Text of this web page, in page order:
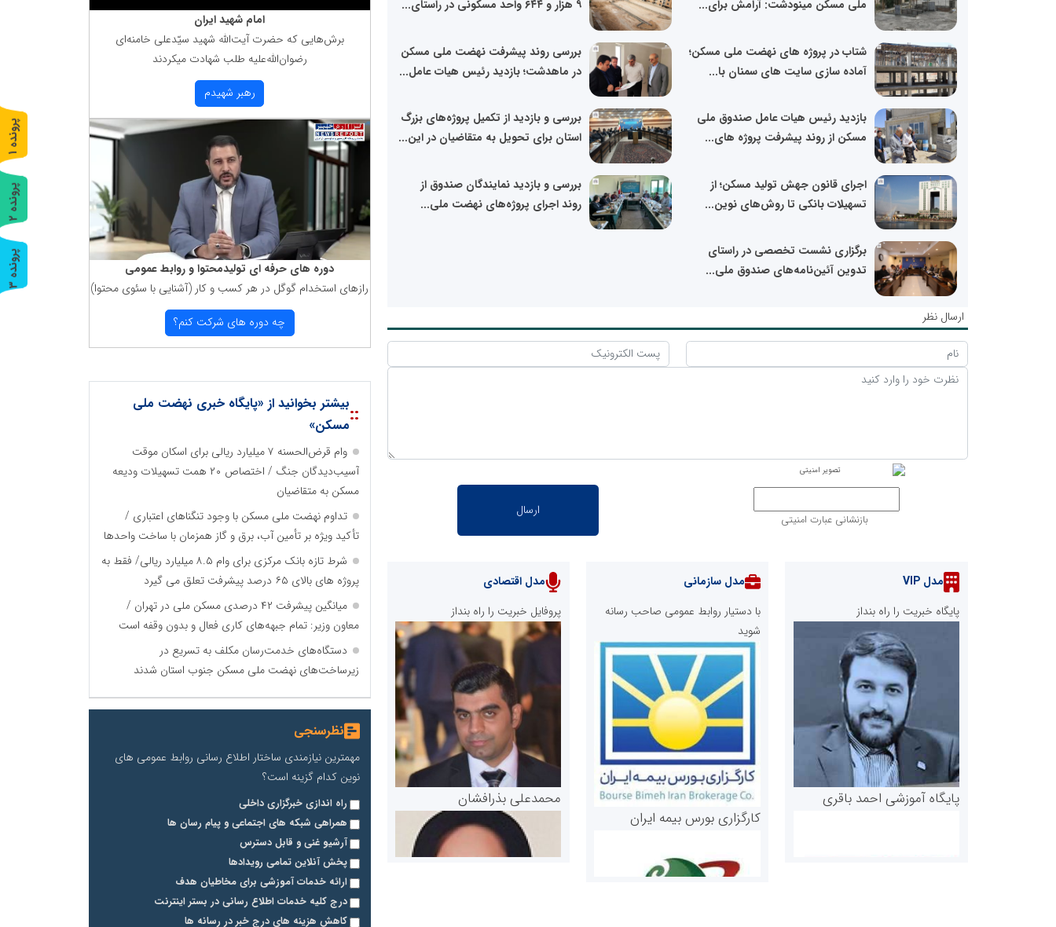
ملی مسکن مینودشت: آرامش برای...
۹ هزار و ۶۴۴ واحد مسکونی در راستای...
شتاب در پروژه های نهضت ملی مسکن؛
آماده سازی سایت های سمنان با...
بررسی روند پیشرفت‌ نهضت ملی مسکن
در ماهدشت؛ بازدید رئیس هیات عامل...
بازدید رئیس هیات عامل صندوق ملی
مسکن از روند پیشرفت‌ پروژه های...
بررسی و بازدید از تکمیل پروژه‌های بزرگ
استان برای تحویل به متقاضیان در این...
اجرای قانون جهش تولید مسکن؛ از
تسهیلات بانکی تا روش‌های نوین...
بررسی و بازدید نمایندگان صندوق از
روند اجرای پروژه‌های نهضت ملی...
برگزاری نشست تخصصی در راستای
تدوین آئین‌نامه‌های صندوق ملی...
ارسال نظر
بازنشانی عبارت امنیتی
مدل VIP
پایگاه خبریت را راه بنداز
پایگاه آموزشی احمد باقری
مدل سازمانی
با دستیار روابط عمومی صاحب رسانه
شوید
کارگزاری بورس بیمه ایران
مدل اقتصادی
پروفایل خبریت را راه بنداز
محمدعلی بذرافشان
امام شهید ایران
برش‌هایی كه حضرت آیت‌الله شهید سیّدعلی خامنه‌ای
رضوان‌الله‌علیه طلب شهادت میكردند
رهبر شهیدم
دوره های حرفه ای تولیدمحتوا و روابط عمومی
رازهای استخدام گوگل در هر كسب و كار (آشنایی با سئوی محتوا)
چه دوره های شركت كنم؟
::بیشتر بخوانید از «پایگاه خبری نهضت ملی
مسکن»
وام قرض‌الحسنه ۷ میلیارد ریالی برای اسکان موقت
آسیب‌دیدگان جنگ / اختصاص ۲۰ همت تسهیلات ودیعه
مسکن به متقاضیان
تداوم نهضت ملی مسکن با وجود تنگناهای اعتباری /
تأکید ویژه بر تأمین آب، برق و گاز همزمان با ساخت واحدها
شرط تازه بانک مرکزی برای وام ۸.۵ میلیارد ریالی/ فقط به
پروژه های بالای ۶۵ درصد پیشرفت تعلق می گیرد
میانگین پیشرفت ۴۲ درصدی مسکن ملی در تهران /
معاون وزیر: تمام جبهه‌های کاری فعال و بدون وقفه است
دستگاه‌های خدمت‌رسان مکلف به تسریع در
زیرساخت‌های نهضت ملی مسکن جنوب استان شدند
نظرسنجی
مهمترین نیازمندی ساختار اطلاع رسانی روابط عمومی های
نوین کدام گزینه است؟
راه اندازی خبرگزاری داخلی
همراهی شبکه های اجتماعی و پیام رسان ها
آرشیو غنی و قابل دسترس
پخش آنلاین تمامی رویدادها
ارائه خدمات آموزشی برای مخاطیان هدف
درج کلیه خدمات اطلاع رسانی در بستر اینترنت
کاهش هزینه های درج خبر در رسانه ها
پ
ر
و
ن
د
ه
1
پ
ر
و
ن
د
ه
2
پ
ر
و
ن
د
ه
3